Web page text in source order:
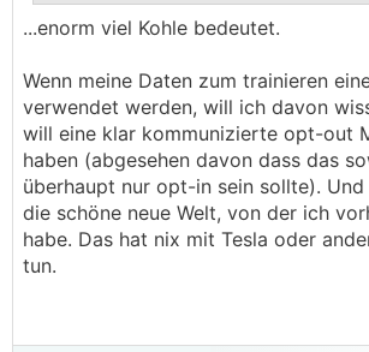
..
...enorm viel Kohle bedeutet.
Wenn meine Daten zum trainieren
verwendet werden, will ich davon
will eine klar kommunizierte opt-out
haben (abgesehen davon dass das
überhaupt nur opt-in sein sollte).
die schöne neue Welt, von der ich
habe. Das hat nix mit Tesla oder
tun.